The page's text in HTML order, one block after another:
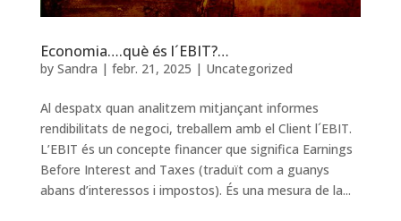
Economia….què és l´EBIT?…
by Sandra | febr. 21, 2025 | Uncategorized
Al despatx quan analitzem mitjançant informes
rendibilitats de negoci, treballem amb el Client l´EBIT.
L’EBIT és un concepte financer que significa Earnings
Before Interest and Taxes (traduït com a guanys
abans d’interessos i impostos). És una mesura de la...